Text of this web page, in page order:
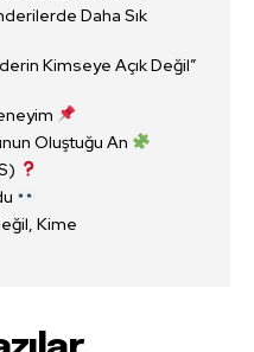
Daha Sık
Kimseye Açık Değil”
Oluştuğu An
Kime